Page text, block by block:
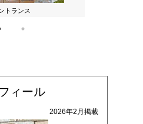
トランス
ィール
2026年2月掲載